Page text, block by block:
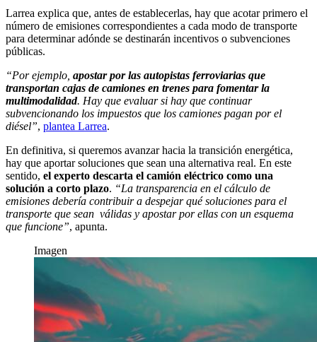
Larrea explica que, antes de establecerlas, hay que acotar primero el
número de emisiones correspondientes a cada modo de transporte
para determinar adónde se destinarán incentivos o subvenciones
públicas.
“Por ejemplo, apostar por las autopistas ferroviarias que
transportan cajas de camiones en trenes para fomentar la
multimodalidad. Hay que evaluar si hay que continuar
subvencionando los impuestos que los camiones pagan por el
diésel”, plantea Larrea.
En definitiva, si queremos avanzar hacia la transición energética,
hay que aportar soluciones que sean una alternativa real. En este
sentido, el experto descarta el camión eléctrico como una
solución a corto plazo. “La transparencia en el cálculo de
emisiones debería contribuir a despejar qué soluciones para el
transporte que sean válidas y apostar por ellas con un esquema
que funcione”, apunta.
Imagen